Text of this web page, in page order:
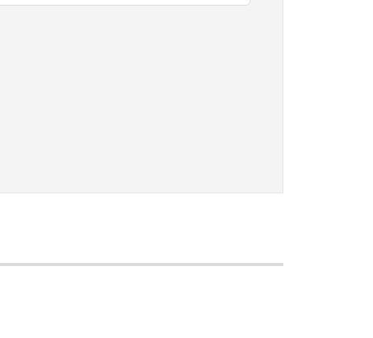
約書においては、「本ソフトウェ
ること、アクセスすること、もしく
す。お客様は、また「指定機器」に
ソフトウェア」を使用させることが
産権も、明示たると黙示たるとを問
の他リバースエンジニアリング等